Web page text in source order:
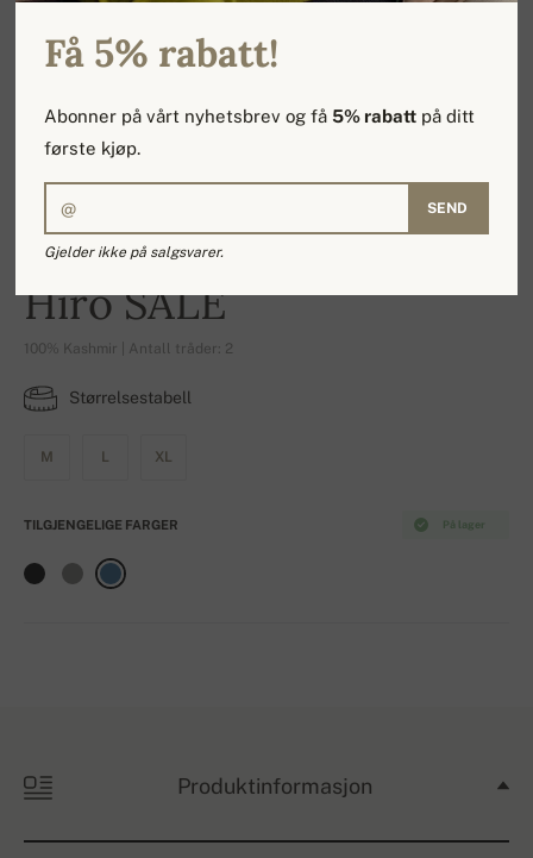
-21%
Hiro SALE
100% Kashmir | Antall tråder: 2
Størrelsestabell
M L XL
På lager
TILGJENGELIGE FARGER
Produktinformasjon
Få 5% rabatt!
Abonner på vårt nyhetsbrev og få5% rabatt på ditt
første kjøp.
SEND
Gjelder ikke på salgsvarer.